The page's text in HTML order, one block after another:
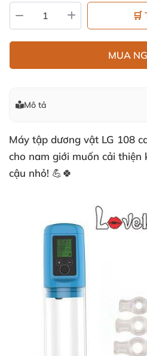
🛒
MUA
Mô tả
Máy tập dương vật LG 108
cho nam giới muốn cải thiện
cậu nhỏ! 💪🍀